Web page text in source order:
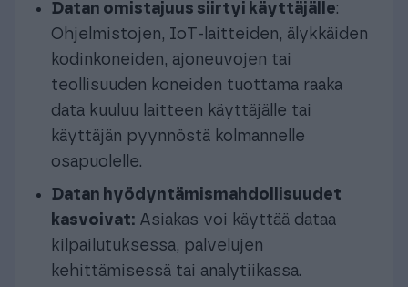
Datan omistajuus siirtyi käyttäjälle:
Ohjelmistojen, IoT-laitteiden, älykkäiden
kodinkoneiden, ajoneuvojen tai
teollisuuden koneiden tuottama raaka
data kuuluu laitteen käyttäjälle tai
käyttäjän pyynnöstä kolmannelle
osapuolelle.
Datan hyödyntämismahdollisuudet
kasvoivat: Asiakas voi käyttää dataa
kilpailutuksessa, palvelujen
kehittämisessä tai analytiikassa.